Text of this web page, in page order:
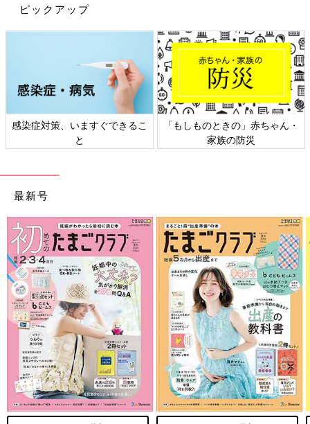
がって広がっていく『どうぞのいす』の話。わが家でも子どもた
しようね、と話しています」（吉田さん）
『おもちのきもち』
お正月に大人が食べる機会の多いおもち。まだおもちを食べられ
ない乳幼児でも、“かがみもち”を目にすることがあるかもしれま
せん。そんな“かがみもち”がある決心をするストーリー。
かがくいひろし著／1650円（講談社）
「お正月によく目にする“かがみもち”。そんな“かがみもち”は、
どんな気持ちなんでしょう？ “かがみもち”の複雑な心境、姿形
が変わる臨場感がとっても楽しい１冊です」（吉田さん）
親子でトライしてほしい「早口言葉」が楽しい絵本
ピックアップ
感染症対策、いますぐできるこ
と
「もしものときの」赤ちゃん・
家族の防災
最新号